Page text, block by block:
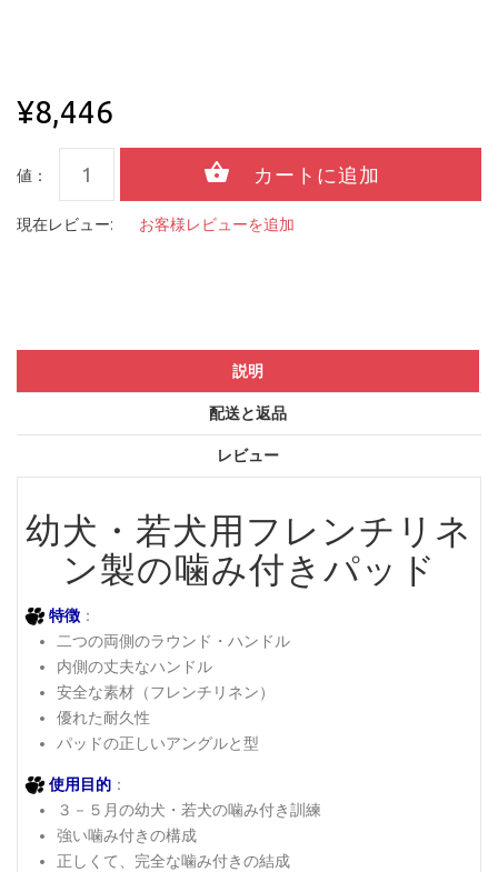
¥8,446
値：
現在レビュー: お客様レビューを追加
説明
配送と返品
レビュー
幼犬・若犬用フレンチリネ
ン製の噛み付きパッド
特徴 ：
二つの両側のラウンド・ハンドル
内側の丈夫なハンドル
安全な素材（フレンチリネン）
優れた耐久性
パッドの正しいアングルと型
使用目的 ：
３－５月の幼犬・若犬の噛み付き訓練
強い噛み付きの構成
正しくて、完全な噛み付きの結成